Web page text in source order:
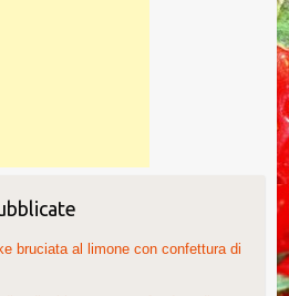
bruciata al limone con confettura di